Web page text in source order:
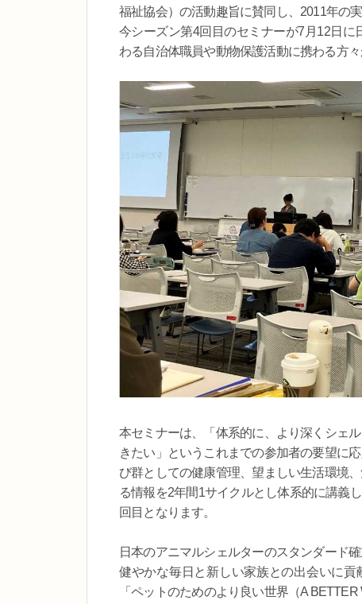
福祉協会）の活動趣旨に賛同し、2011年の
今シーズン第4回目のセミナーが7月12日
わる自治体職員や動物保護活動に携わる方々
本セミナーは、「体系的に、より深くシェ
きたい」というこれまでの参加者の要望に
び群としての健康管理、望ましい生活環境
る情報を2年間1サイクルとし体系的に講義
回目となります。
日本のアニマルシェルターのスタンダード
健やかな毎日と新しい家族との出会いに貢
「ペットのためのより良い世界（A